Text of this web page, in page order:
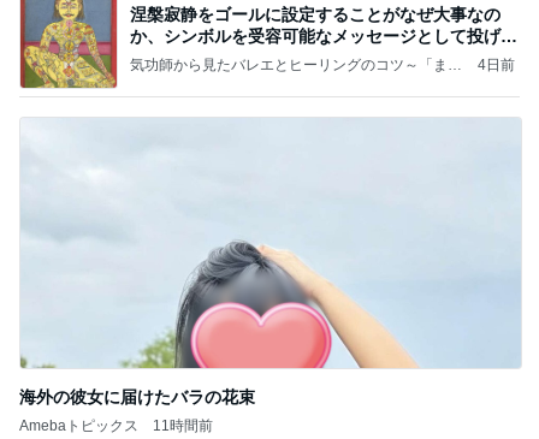
涅槃寂静をゴールに設定することがなぜ大事なの
か、シンボルを受容可能なメッセージとして投げる
ことが
気功師から見たバレエとヒーリングのコツ～「まと
4日前
海外の彼女に届けたバラの花束
Amebaトピックス 11時間前